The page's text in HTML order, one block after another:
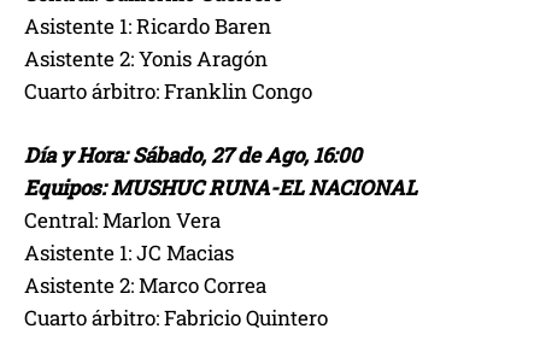
Asistente 1: Ricardo Baren
Asistente 2: Yonis Aragón
Cuarto árbitro: Franklin Congo
Día y Hora: Sábado, 27 de Ago, 16:00
Equipos: MUSHUC RUNA-EL NACIONAL
Central: Marlon Vera
Asistente 1: JC Macias
Asistente 2: Marco Correa
Cuarto árbitro: Fabricio Quintero